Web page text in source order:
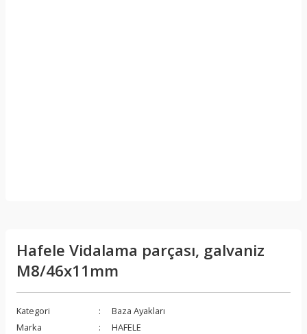
Hafele Vidalama parçası, galvaniz
M8/46x11mm
Kategori
Baza Ayakları
Marka
HAFELE